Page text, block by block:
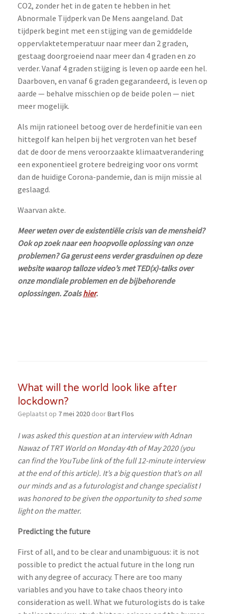
CO2, zonder het in de gaten te hebben in het
Abnormale Tijdperk van De Mens aangeland. Dat
tijdperk begint met een stijging van de gemiddelde
oppervlaktetemperatuur naar meer dan 2 graden,
gestaag doorgroeiend naar meer dan 4 graden en zo
verder. Vanaf 4 graden stijging is leven op aarde een hel.
Daarboven, en vanaf 6 graden gegarandeerd, is leven op
aarde — behalve misschien op de beide polen — niet
meer mogelijk.
Als mijn rationeel betoog over de herdefinitie van een
hittegolf kan helpen bij het vergroten van het besef
dat de door de mens veroorzaakte klimaatverandering
een exponentieel grotere bedreiging voor ons vormt
dan de huidige Corona-pandemie, dan is mijn missie al
geslaagd.
Waarvan akte.
Meer weten over de existentiële crisis van de mensheid?
Ook op zoek naar een hoopvolle oplossing van onze
problemen? Ga gerust eens verder grasduinen op deze
website waarop talloze video’s met TED(x)-talks over
onze mondiale problemen en de bijbehorende
oplossingen. Zoalshier.
What will the world look like after
lockdown?
Geplaatst op 7 mei 2020 doorBart Flos
I was asked this question at an interview with Adnan
Nawaz of TRT World on Monday 4th of May 2020 (you
can find the YouTube link of the full 12-minute interview
at the end of this article). It’s a big question that’s on all
our minds and as a futurologist and change specialist I
was honored to be given the opportunity to shed some
light on the matter.
Predicting the future
First of all, and to be clear and unambiguous: it is not
possible to predict the actual future in the long run
with any degree of accuracy. There are too many
variables and you have to take chaos theory into
consideration as well. What we futurologists do is take